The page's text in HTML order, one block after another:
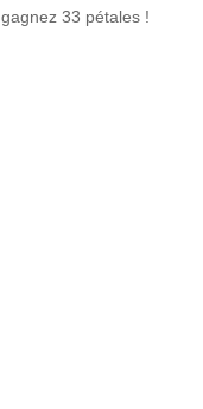
33 pétales !